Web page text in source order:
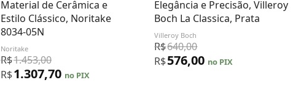
Material de Cerâmica e
Estilo Clássico, Noritake
8034-05N
Noritake
R$1.453,00
R$1.307,70 no PIX
Elegância e Precisão, Villeroy
Boch La Classica, Prata
Villeroy Boch
R$640,00
R$576,00 no PIX